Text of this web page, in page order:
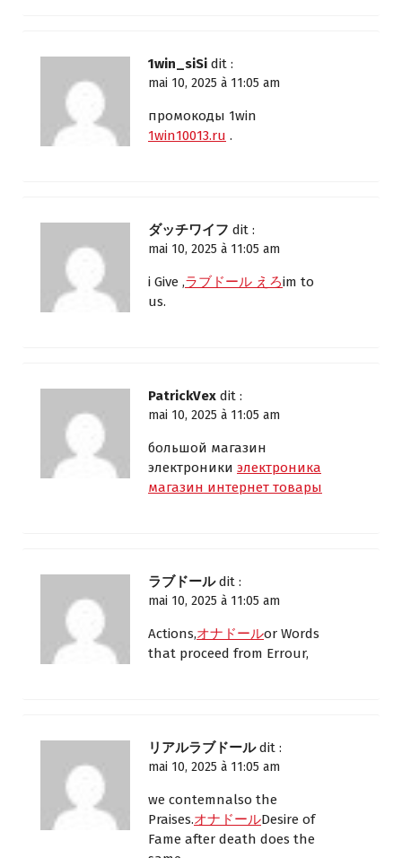
1win_siSi dit :
mai 10, 2025 à 11:05 am
промокоды 1win
1win10013.ru .
ダッチワイフ dit :
mai 10, 2025 à 11:05 am
i Give ,ラブドール えろim to
us.
PatrickVex dit :
mai 10, 2025 à 11:05 am
большой магазин
электроники электроника
магазин интернет товары
ラブドール dit :
mai 10, 2025 à 11:05 am
Actions,オナドールor Words
that proceed from Errour,
リアルラブドール dit :
mai 10, 2025 à 11:05 am
we contemnalso the
Praises.オナドールDesire of
Fame after death does the